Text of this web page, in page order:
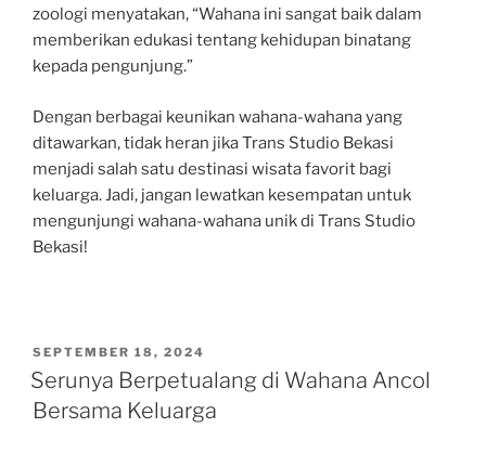
zoologi menyatakan, “Wahana ini sangat baik dalam
memberikan edukasi tentang kehidupan binatang
kepada pengunjung.”
Dengan berbagai keunikan wahana-wahana yang
ditawarkan, tidak heran jika Trans Studio Bekasi
menjadi salah satu destinasi wisata favorit bagi
keluarga. Jadi, jangan lewatkan kesempatan untuk
mengunjungi wahana-wahana unik di Trans Studio
Bekasi!
POSTED
ON
SEPTEMBER 18, 2024
Serunya Berpetualang di Wahana Ancol
Bersama Keluarga